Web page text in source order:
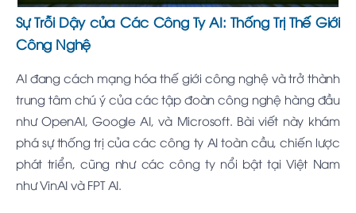
Sự Trỗi Dậy của Các Công Ty AI: Thống Trị Thế Giới
Công Nghệ
AI đang cách mạng hóa thế giới công nghệ và trở thành
trung tâm chú ý của các tập đoàn công nghệ hàng đầu
như OpenAI, Google AI, và Microsoft. Bài viết này khám
phá sự thống trị của các công ty AI toàn cầu, chiến lược
phát triển, cũng như các công ty nổi bật tại Việt Nam
như VinAI và FPT AI.